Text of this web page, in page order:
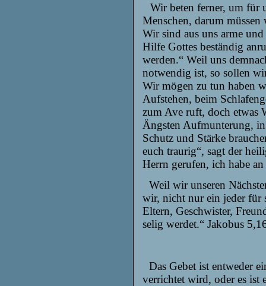
Wir beten ferner, um für
Menschen, darum
Wir sind aus uns arme
Hilfe Gottes beständig
werden.“ Weil uns
notwendig ist, so sollen
Wir mögen zu tun haben
Aufstehen, beim
zum Ave ruft, doch etwas
Ängsten Aufmunterung,
Schutz und Stärke
euch traurig“, sagt der
Herrn gerufen, ich habe
Weil wir unseren
wir, nicht nur ein jeder für
Eltern, Geschwister,
selig werdet.“ Jakobus
Das Gebet ist entweder
verrichtet wird, oder es ist